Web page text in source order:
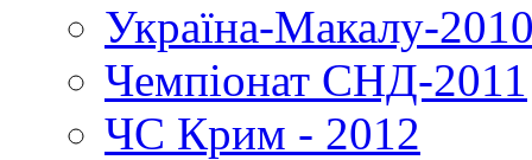
Україна-Макалу-
Чемпіонат СНД-2011
ЧС Крим - 2012